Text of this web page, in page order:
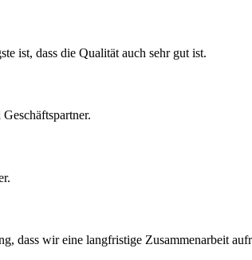
ist, dass die Qualität auch sehr gut ist.
dass wir eine langfristige Zusammenarbeit